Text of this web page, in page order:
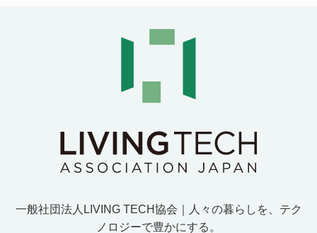
一般社団法人LIVING TECH協会｜人 々の暮ら し を テク
ノ ロ ジーで豊かにする 。